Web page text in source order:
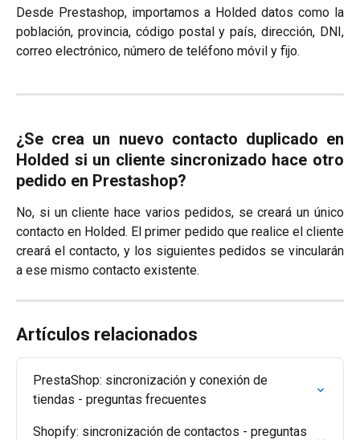
Desde Prestashop, importamos a Holded datos como la
población, provincia, código postal y país, dirección, DNI,
correo electrónico, número de teléfono móvil y fijo.
¿Se crea un nuevo contacto duplicado en
Holded si un cliente sincronizado hace otro
pedido en Prestashop?
No, si un cliente hace varios pedidos, se creará un único
contacto en Holded. El primer pedido que realice el cliente
creará el contacto, y los siguientes pedidos se vincularán
a ese mismo contacto existente.
Artículos relacionados
PrestaShop: sincronización y conexión de
tiendas - preguntas frecuentes
Shopify: sincronización de contactos - preguntas